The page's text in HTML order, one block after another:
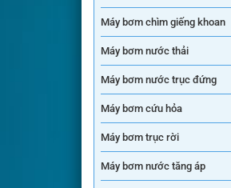
Máy bơm chìm giếng khoan
Máy bơm nước thải
Máy bơm nước trục đứng
Máy bơm cứu hỏa
Máy bơm trục rời
Máy bơm nước tăng áp